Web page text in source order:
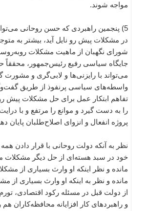
مواجه شوند.
5) پنجمین راهبردی که حسن روحانی
در مشکلات پیش رو نایل آید، بیشتر به
شورای نگهبان از ماهیت مشکلات
جایگاه سیاسی رفیع رئیس‌جمهور، محققاً
می‌تواند با رایزنی‌ها و لابی‌گری و مشورت
واسطه‌های سیاسی پرنفوذ از طریق
تفاهم ابتکار عمل برای حل مشکلات پیش
را به دست گیرد و موانع را مرتفع و با
پروژه انفعال و انزوای اصلاح‌طلبان پایان
نظر به آنکه دولت روحانی با قرار دادن
خود در سبد هسته‌ای از حل دیگر مشکلات
مانده و نظر اینکه او وارث بسیاری از
مانده و نظر به اینکه او وارث بسیاری از
از دولت قبل در مسئله رکود اقتصادی،
و راهبردهای کار افزایانه محافظه‌کاران هم